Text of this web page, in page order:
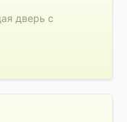
дверь с